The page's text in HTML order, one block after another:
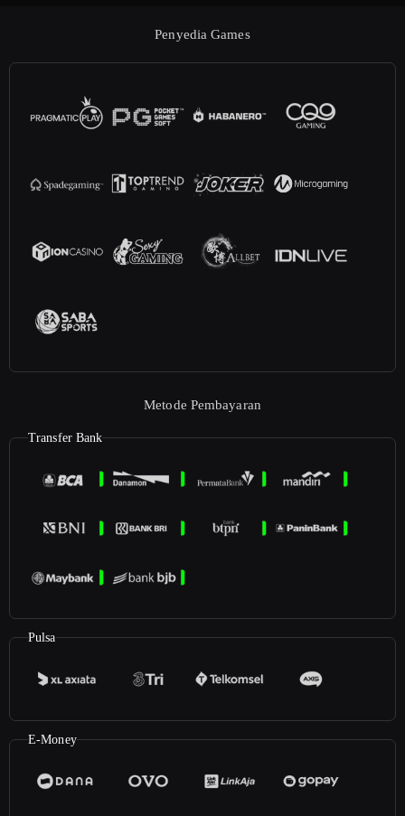
Penyedia Games
Metode Pembayaran
Transfer Bank
Pulsa
E-Money